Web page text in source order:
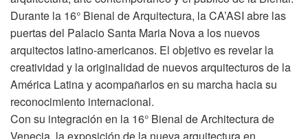
Durante la 16° Bienal de Arquitectura, la CA’ASI abre las
puertas del Palacio Santa Maria Nova a los nuevos
arquitectos latino-americanos. El objetivo es revelar la
creatividad y la originalidad de nuevos arquitecturos de la
América Latina y acompañarlos en su marcha hacia su
reconocimiento internacional.
Con su integración en la 16° Bienal de Architectura de